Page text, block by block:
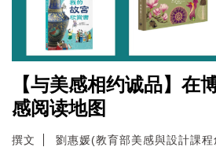
【与美感相约诚品】在
感阅读地图
撰文 劉惠媛(教育部美感與設計課